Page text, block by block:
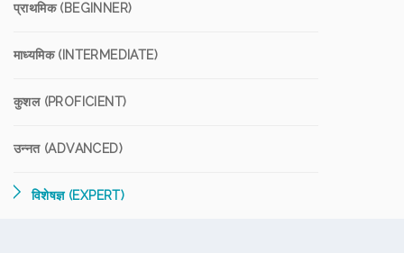
प्राथमिक (BEGINNER)
माध्यमिक (INTERMEDIATE)
कुशल (PROFICIENT)
उन्नत (ADVANCED)
विशेषज्ञ (EXPERT)